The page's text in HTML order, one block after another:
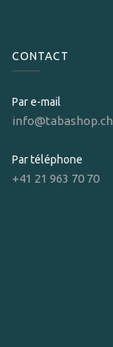
CONTACT
Par e-mail
info@tabashop.ch
Par téléphone
+41 21 963 70 70